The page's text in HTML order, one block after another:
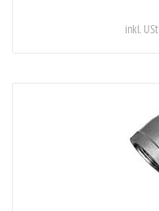
inkl. USt